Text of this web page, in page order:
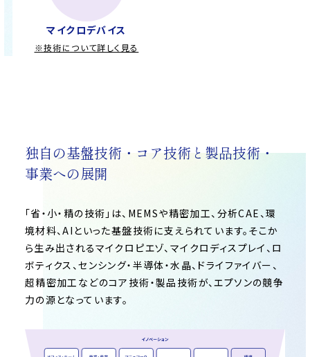
マイクロデバイス
※技術について詳しく見る
独自の基盤技術・コア技術と製品技術・
事業への展開
「省・小・精の技術」は、MEMSや精密加工、分析CAE、環
境材料、AIといった基盤技術に支えられています。そこか
ら生み出されるマイクロピエゾ、マイクロディスプレイ、ロ
ボティクス、センシング・半導体・水晶、ドライファイバー、
超精密加工などのコア技術・製品技術が、エプソンの競争
力の源となっています。